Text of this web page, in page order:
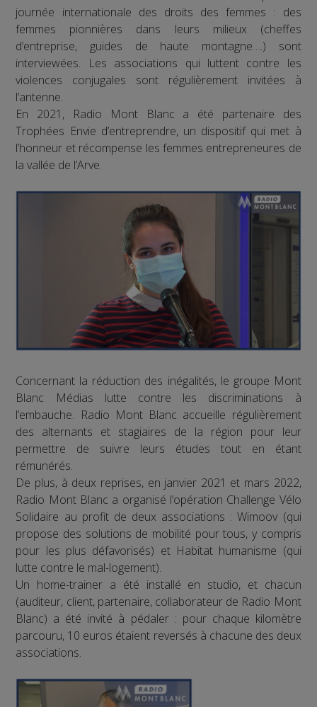
journée internationale des droits des femmes : des
femmes pionnières dans leurs milieux (cheffes
d’entreprise, guides de haute montagne….) sont
interviewées. Les associations qui luttent contre les
violences conjugales sont régulièrement invitées à
l’antenne.
En 2021, Radio Mont Blanc a été partenaire des
Trophées Envie d’entreprendre, un dispositif qui met à
l’honneur et récompense les femmes entrepreneures de
la vallée de l’Arve.
Concernant la réduction des inégalités, le groupe Mont
Blanc Médias lutte contre les discriminations à
l’embauche. Radio Mont Blanc accueille régulièrement
des alternants et stagiaires de la région pour leur
permettre de suivre leurs études tout en étant
rémunérés.
De plus, à deux reprises, en janvier 2021 et mars 2022,
Radio Mont Blanc a organisé l’opération Challenge Vélo
Solidaire au profit de deux associations : Wimoov (qui
propose des solutions de mobilité pour tous, y compris
pour les plus défavorisés) et Habitat humanisme (qui
lutte contre le mal-logement).
Un home-trainer a été installé en studio, et chacun
(auditeur, client, partenaire, collaborateur de Radio Mont
Blanc) a été invité à pédaler : pour chaque kilomètre
parcouru, 10 euros étaient reversés à chacune des deux
associations.